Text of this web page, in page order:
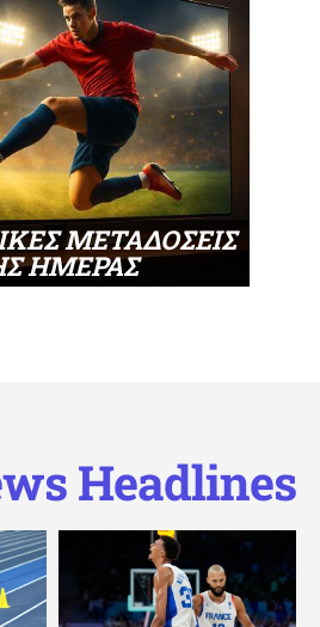
ΜΕΤΑΔΟΣΕΙΣ
ΗΜΕΡΑΣ
Headlines